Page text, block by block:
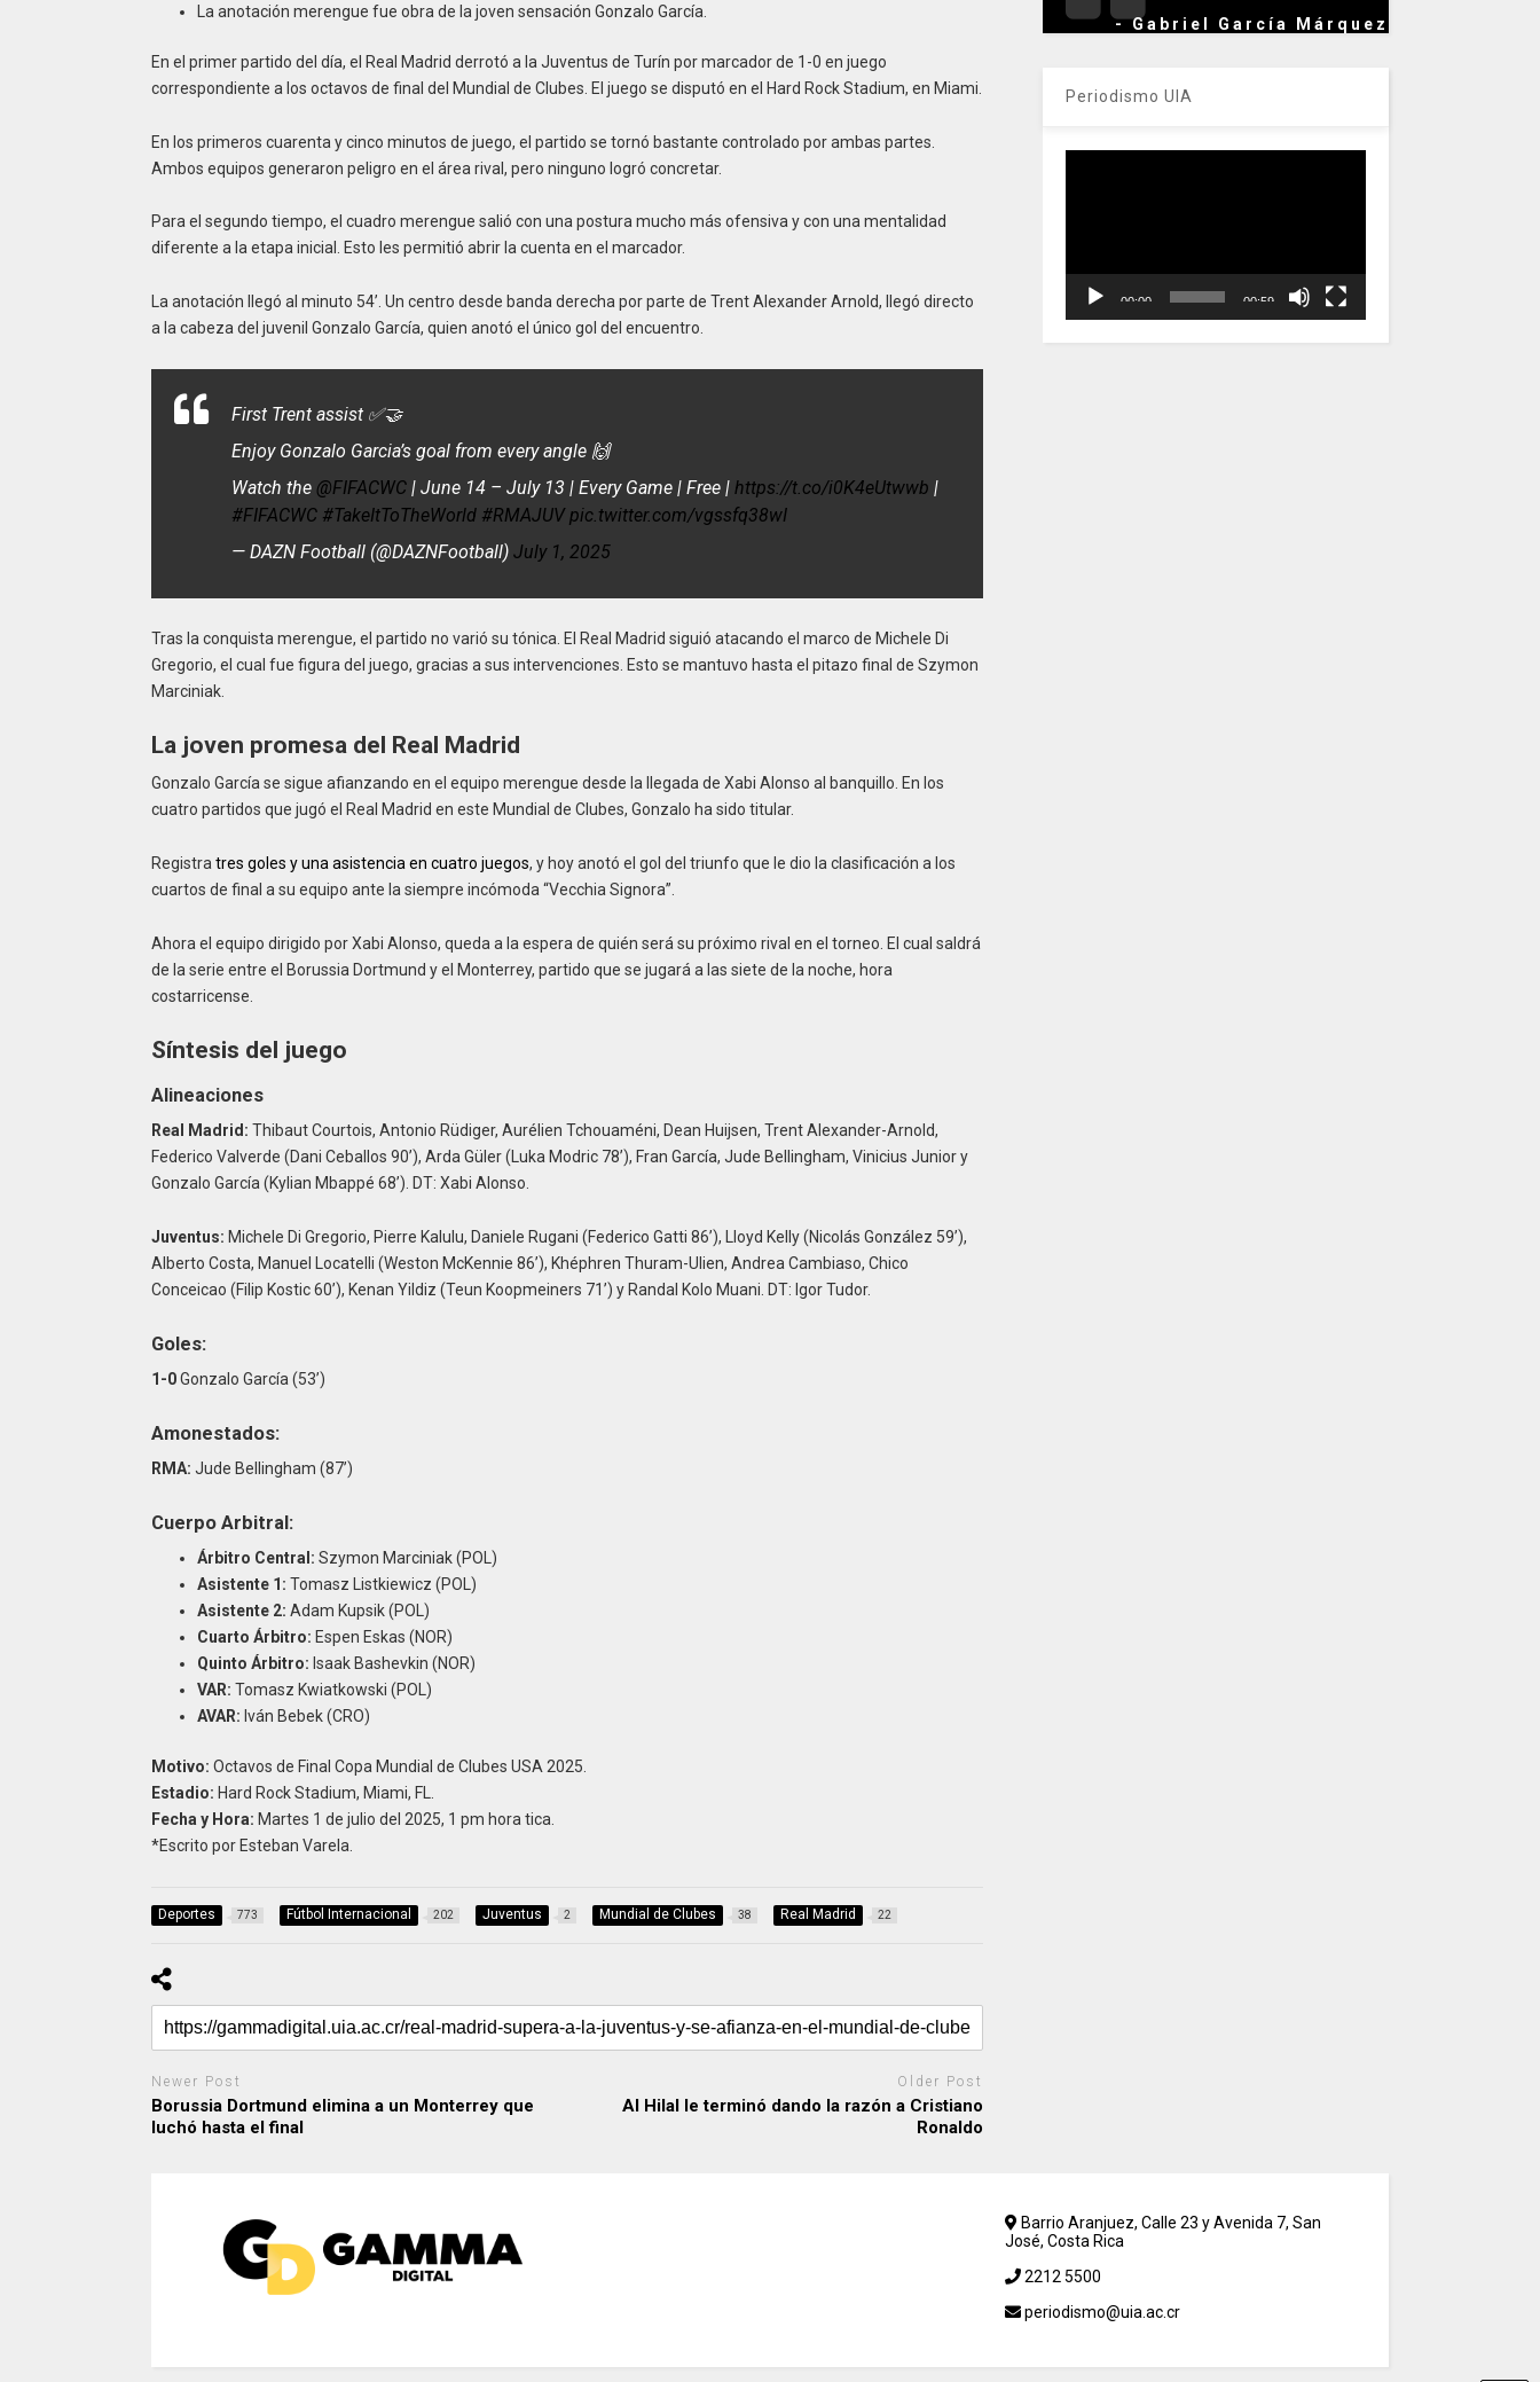
La anotación merengue fue obra de la joven sensación Gonzalo García.
En el primer partido del día, el Real Madrid derrotó a la Juventus de Turín por marcador de 1-0 en juego
correspondiente a los octavos de final del Mundial de Clubes. El juego se disputó en el Hard Rock Stadium, en Miami.
En los primeros cuarenta y cinco minutos de juego, el partido se tornó bastante controlado por ambas partes.
Ambos equipos generaron peligro en el área rival, pero ninguno logró concretar.
Para el segundo tiempo, el cuadro merengue salió con una postura mucho más ofensiva y con una mentalidad
diferente a la etapa inicial. Esto les permitió abrir la cuenta en el marcador.
La anotación llegó al minuto 54’. Un centro desde banda derecha por parte de Trent Alexander Arnold, llegó directo
a la cabeza del juvenil Gonzalo García, quien anotó el único gol del encuentro.
First Trent assist ✅️🤝
Enjoy Gonzalo Garcia’s goal from every angle 🙌
Watch the @FIFACWC| June 14 – July 13 | Every Game | Free | https://t.co/i0K4eUtwwb |
#FIFACWC #TakeItToTheWorld #RMAJUV pic.twitter.com/vgssfq38wI
— DAZN Football (@DAZNFootball) July 1, 2025
Tras la conquista merengue, el partido no varió su tónica. El Real Madrid siguió atacando el marco de Michele Di
Gregorio, el cual fue figura del juego, gracias a sus intervenciones. Esto se mantuvo hasta el pitazo final de Szymon
Marciniak.
La joven promesa del Real Madrid
Gonzalo García se sigue afianzando en el equipo merengue desde la llegada de Xabi Alonso al banquillo. En los
cuatro partidos que jugó el Real Madrid en este Mundial de Clubes, Gonzalo ha sido titular.
Registra tres goles y una asistencia en cuatro juegos, y hoy anotó el gol del triunfo que le dio la clasificación a los
cuartos de final a su equipo ante la siempre incómoda “Vecchia Signora”.
Ahora el equipo dirigido por Xabi Alonso, queda a la espera de quién será su próximo rival en el torneo. El cual saldrá
de la serie entre el Borussia Dortmund y el Monterrey, partido que se jugará a las siete de la noche, hora
costarricense.
Síntesis del juego
Alineaciones
Real Madrid: Thibaut Courtois, Antonio Rüdiger, Aurélien Tchouaméni, Dean Huijsen, Trent Alexander-Arnold,
Federico Valverde (Dani Ceballos 90’), Arda Güler (Luka Modric 78’), Fran García, Jude Bellingham, Vinicius Junior y
Gonzalo García (Kylian Mbappé 68’). DT: Xabi Alonso.
Juventus: Michele Di Gregorio, Pierre Kalulu, Daniele Rugani (Federico Gatti 86’), Lloyd Kelly (Nicolás González 59’),
Alberto Costa, Manuel Locatelli (Weston McKennie 86’), Khéphren Thuram-Ulien, Andrea Cambiaso, Chico
Conceicao (Filip Kostic 60’), Kenan Yildiz (Teun Koopmeiners 71’) y Randal Kolo Muani. DT: Igor Tudor.
Goles:
1-0Gonzalo García (53’)
Amonestados:
RMA: Jude Bellingham (87’)
Cuerpo Arbitral:
Árbitro Central: Szymon Marciniak (POL)
Asistente 1: Tomasz Listkiewicz (POL)
Asistente 2: Adam Kupsik (POL)
Cuarto Árbitro: Espen Eskas (NOR)
Quinto Árbitro: Isaak Bashevkin (NOR)
VAR: Tomasz Kwiatkowski (POL)
AVAR: Iván Bebek (CRO)
Motivo: Octavos de Final Copa Mundial de Clubes USA 2025.
Estadio: Hard Rock Stadium, Miami, FL.
Fecha y Hora: Martes 1 de julio del 2025, 1 pm hora tica.
*Escrito por Esteban Varela.
Deportes 773 Fútbol Internacional 202 Juventus 2 Mundial de Clubes 38 Real Madrid 22
Newer Post
Borussia Dortmund elimina a un Monterrey que
luchó hasta el final
Older Post
Al Hilal le terminó dando la razón a Cristiano
Ronaldo
- Gabriel García Márquez
Periodismo UIA
00:00 00:59
Barrio Aranjuez, Calle 23 y Avenida 7, San
José, Costa Rica
2212 5500
periodismo@uia.ac.cr